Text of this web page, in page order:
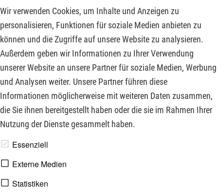
Wir verwenden Cookies, um Inhalte und Anzeigen zu
personalisieren, Funktionen für soziale Medien anbieten zu
können und die Zugriffe auf unsere Website zu analysieren.
Außerdem geben wir Informationen zu Ihrer Verwendung
unserer Website an unsere Partner für soziale Medien, Werbung
und Analysen weiter. Unsere Partner führen diese
Informationen möglicherweise mit weiteren Daten zusammen,
die Sie ihnen bereitgestellt haben oder die sie im Rahmen Ihrer
Nutzung der Dienste gesammelt haben.
Essenziell
Externe Medien
Statistiken
im Moment vom Chart wissen müssen, um die
bevorstehenden Trendänderungen zu erwarten und fundierte
Entscheidungen zu treffen. Der Fahrplan steht und wird nun
genauestens beobachtet in den unteren Zeitebenen.
Verpassen Sie daher nicht die wesentlichen Informationen,
um beim Bitcoin die Nase vorn zu haben!
ZUM KOMMENTAR
www.derfinanzinvestor.de - © 2026 - Die Publikation für
Impressum